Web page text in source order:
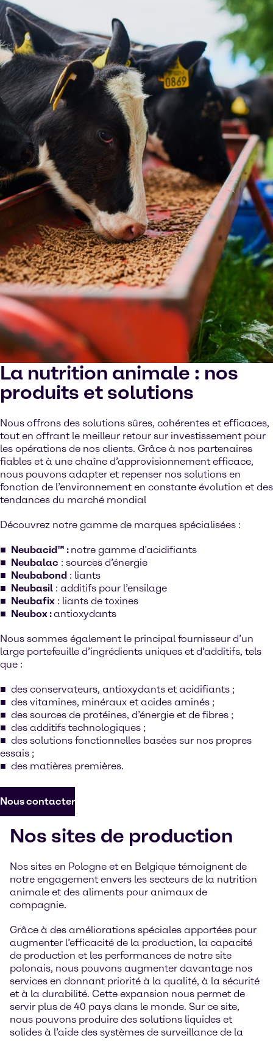
La nutrition animale : nos
produits et solutions
Nous offrons des solutions sûres, cohérentes et efficaces,
tout en offrant le meilleur retour sur investissement pour
les opérations de nos clients. Grâce à nos partenaires
fiables et à une chaîne d’approvisionnement efficace,
nous pouvons adapter et repenser nos solutions en
fonction de l’environnement en constante évolution et des
tendances du marché mondial
Découvrez notre gamme de marques spécialisées :
Neubacid™ : notre gamme d’acidifiants
Neubalac : sources d’énergie
Neubabond : liants
Neubasil : additifs pour l’ensilage
Neubafix : liants de toxines
Neubox :antioxydants
Nous sommes également le principal fournisseur d’un
large portefeuille d’ingrédients uniques et d’additifs, tels
que :
des conservateurs, antioxydants et acidifiants ;
des vitamines, minéraux et acides aminés ;
des sources de protéines, d’énergie et de fibres ;
des additifs technologiques ;
des solutions fonctionnelles basées sur nos propres
essais ;
des matières premières.
Nous contacter
Nos sites de production
Nos sites en Pologne et en Belgique témoignent de
notre engagement envers les secteurs de la nutrition
animale et des aliments pour animaux de
compagnie.
Grâce à des améliorations spéciales apportées pour
augmenter l’efficacité de la production, la capacité
de production et les performances de notre site
polonais, nous pouvons augmenter davantage nos
services en donnant priorité à la qualité, à la sécurité
et à la durabilité. Cette expansion nous permet de
servir plus de 40 pays dans le monde. Sur ce site,
nous pouvons produire des solutions liquides et
solides à l’aide des systèmes de surveillance de la